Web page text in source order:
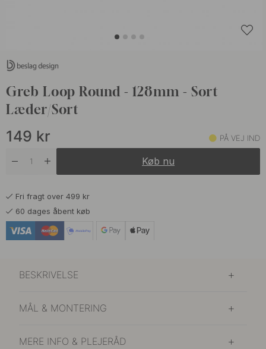
Greb Loop Round - 128mm - Sort
Læder/Sort
149 kr PÅ VEJ IND
Køb nu
Fri fragt over 499 kr
60 dages åbent køb
BESKRIVELSE
MÅL & MONTERING
MERE INFO & PLEJERÅD